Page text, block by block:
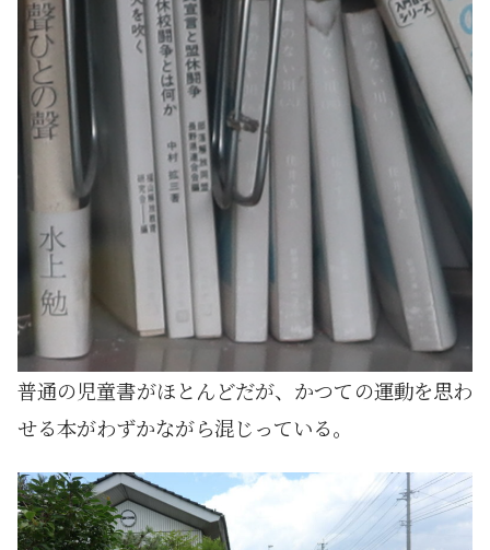
普通の児童書がほとんどだが、かつての運動を思わ
せる本がわずかながら混じっている。